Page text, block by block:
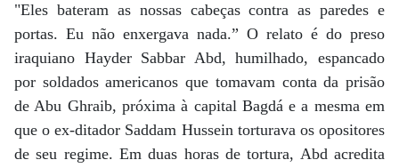
"Eles bateram as nossas cabeças contra as paredes e
portas. Eu não enxergava nada.” O relato é do preso
iraquiano Hayder Sabbar Abd, humilhado, espancado
por soldados americanos que tomavam conta da prisão
de Abu Ghraib, próxima à capital Bagdá e a mesma em
que o ex-ditador Saddam Hussein torturava os opositores
de seu regime. Em duas horas de tortura, Abd acredita